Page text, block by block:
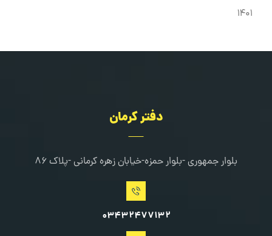
۱۴۰۱
دفتر کرمان
بلوار جمهوری -بلوار حمزه-خیابان زهره کرمانی -پلاک ۸۶
۰۳۴۳۲۴۷۷۱۳۲